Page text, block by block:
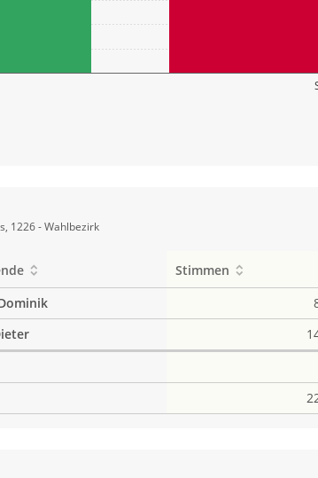
1226 - Wahlbezirk
Stimmen